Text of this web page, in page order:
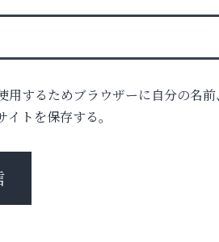
用するためブラウザーに自分の名前
トを保存する。